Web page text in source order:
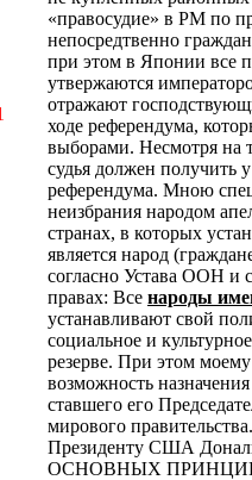
«правосудие» в РМ по
непосредтвенно
при этом в Японии все
утвержаются
отражают
ходе референдума,
выборами. Несмотря на
судья должен получить
референдума. Мною
неизбрания народом
странах, в которых
является народ
согласно Устава ООН и
правах: Все народы
устанавливают свой
социальное и
резерве. При этом
возможность
ставшего его
мирового
Президенту США
ОСНОВНЫХ